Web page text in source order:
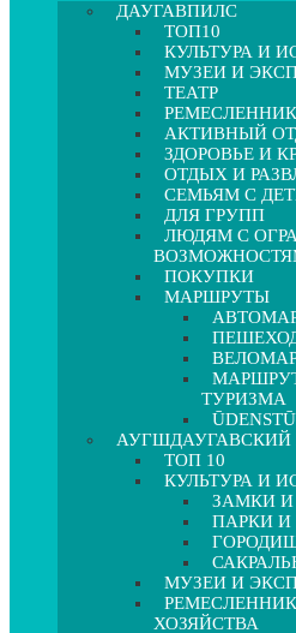
ДАУГАВПИЛС
ТОП10
КУЛЬТУРА И
МУЗЕИ И
ТЕАТР
АКТИВНЫЙ
ЗДОРОВЬЕ И
ОТДЫХ И
СЕМЬЯМ С
ДЛЯ ГРУПП
ЛЮДЯМ С
ПОКУПКИ
МАРШРУТЫ
ТУРИЗМА
АУГШДАУГАВСКИЙ
ТОП 10
КУЛЬТУРА И
ЗАМКИ
ПАРКИ И
МУЗЕИ И
ХОЗЯЙСТВА